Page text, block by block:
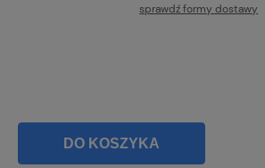
sprawdź formy dostawy
DO KOSZYKA